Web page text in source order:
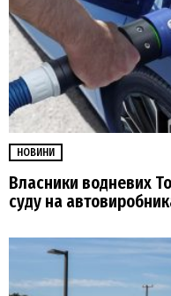
НОВИНИ
Власники водневих
суду на